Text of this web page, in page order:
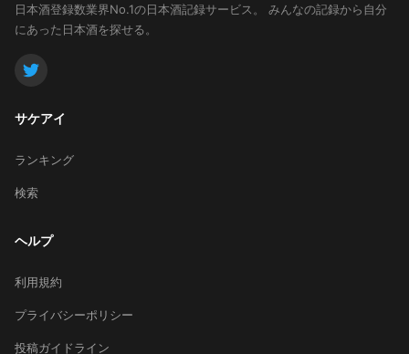
日本酒登録数業界No.1の日本酒記録サービス。
みんなの記録から自分
にあった日本酒を探せる。
サケアイ
ランキング
検索
ヘルプ
利用規約
プライバシーポリシー
投稿ガイドライン